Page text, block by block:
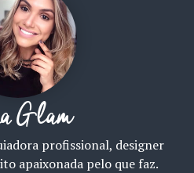
Glam
profissional, designer
apaixonada pelo que faz.